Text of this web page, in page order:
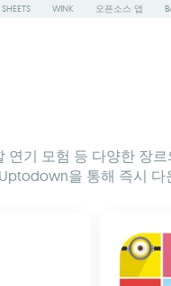
WINK 오픈소스 앱
기 모험 등 다양한 장
을 통해 즉시